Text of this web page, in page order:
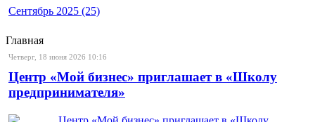
Сентябрь 2025 (25)
Главная
Четверг, 18 июня 2026 10:16
Центр «Мой бизнес» приглашает в «Школу
предпринимателя»